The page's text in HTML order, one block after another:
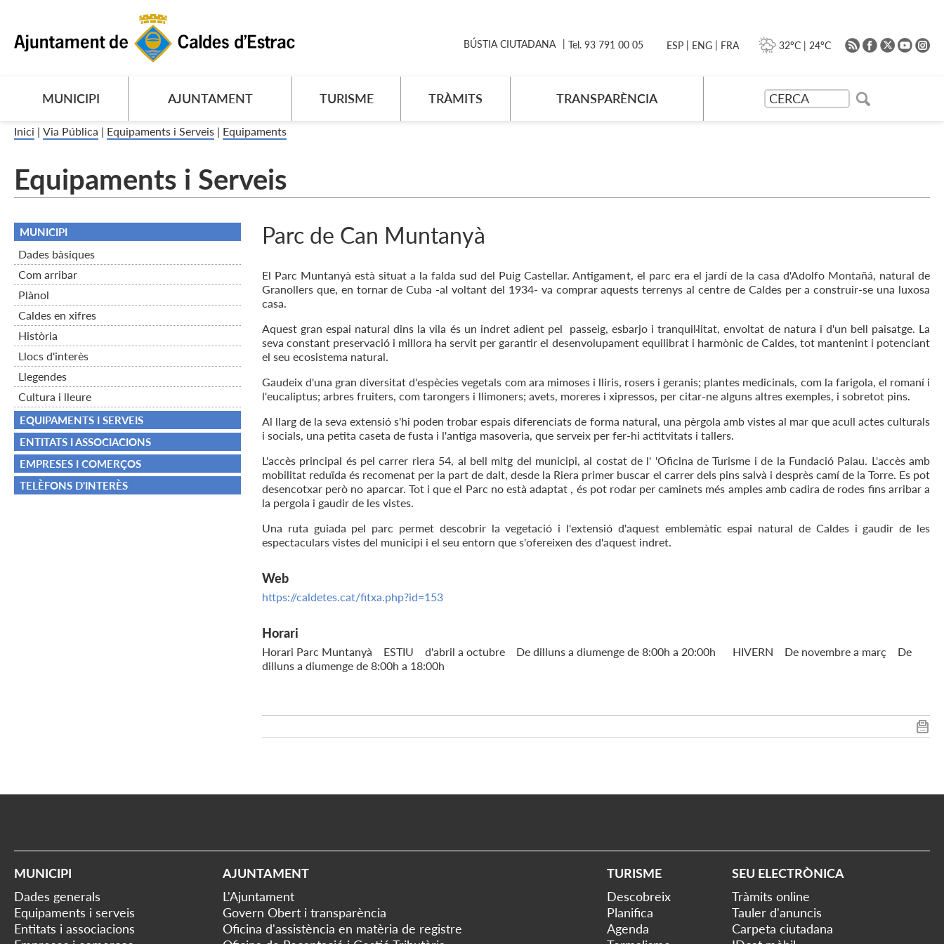
MUNICIPI AJUNTAMENT TURISME TRÀMITS TRANSPARÈNCIA
BÚSTIA CIUTADANA Tel. 93 791 00 05 ESP | ENG | FRA 32ºC | 24ºC
Inici | Via Pública | Equipaments i Serveis | Equipaments
Equipaments i Serveis
MUNICIPI
Dades bàsiques
Com arribar
Plànol
Caldes en xifres
Història
Llocs d'interès
Llegendes
Cultura i lleure
EQUIPAMENTS I SERVEIS
ENTITATS I ASSOCIACIONS
EMPRESES I COMERÇOS
TELÈFONS D'INTERÈS
Parc de Can Muntanyà
El Parc Muntanyà està situat a la falda sud del Puig Castellar. Antigament, el parc era el jardí de la casa d'Adolfo Montañá, natural de
Granollers que, en tornar de Cuba -al voltant del 1934- va comprar aquests terrenys al centre de Caldes per a construir-se una luxosa
casa.
Aquest gran espai natural dins la vila és un indret adient pel passeig, esbarjo i tranquil·litat, envoltat de natura i d'un bell paisatge. La
seva constant preservació i millora ha servit per garantir el desenvolupament equilibrat i harmònic de Caldes, tot mantenint i potenciant
el seu ecosistema natural.
Gaudeix d'una gran diversitat d'espècies vegetals com ara mimoses i lliris, rosers i geranis; plantes medicinals, com la farigola, el romaní i
l'eucaliptus; arbres fruiters, com tarongers i llimoners; avets, moreres i xipressos, per citar-ne alguns altres exemples, i sobretot pins.
Al llarg de la seva extensió s'hi poden trobar espais diferenciats de forma natural, una pèrgola amb vistes al mar que acull actes culturals
i socials, una petita caseta de fusta i l'antiga masoveria, que serveix per fer-hi actitvitats i tallers.
L'accès principal és pel carrer riera 54, al bell mitg del municipi, al costat de l' 'Oficina de Turisme i de la Fundació Palau. L'accès amb
mobilitat reduïda és recomenat per la part de dalt, desde la Riera primer buscar el carrer dels pins salvà i desprès camí de la Torre. Es pot
desencotxar però no aparcar. Tot i que el Parc no està adaptat , és pot rodar per caminets més amples amb cadira de rodes fins arribar a
la pergola i gaudir de les vistes.
Una ruta guiada pel parc permet descobrir la vegetació i l'extensió d'aquest emblemàtic espai natural de Caldes i gaudir de les
espectaculars vistes del municipi i el seu entorn que s'ofereixen des d'aquest indret.
Web
https://caldetes.cat/fitxa.php?id=153
Horari
Horari Parc Muntanyà ESTIU d'abril a octubre De dilluns a diumenge de 8:00h a 20:00h HIVERN De novembre a març De
dilluns a diumenge de 8:00h a 18:00h
MUNICIPI
Dades generals
Equipaments i serveis
Entitats i associacions
AJUNTAMENT
L'Ajuntament
Govern Obert i transparència
Oficina d'assistència en matèria de registre
TURISME
Descobreix
Planifica
Agenda
SEU ELECTRÒNICA
Tràmits online
Tauler d'anuncis
Carpeta ciutadana